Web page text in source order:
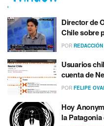
Director de
Chile sobre
POR
Usuarios
cuenta de
POR FELIPE
Hoy
la